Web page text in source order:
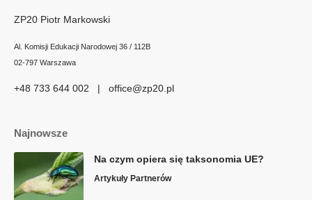
ZP20 Piotr Markowski
Al. Komisji Edukacji Narodowej 36 / 112B
02-797 Warszawa
+48 733 644 002 | office@zp20.pl
Najnowsze
Na czym opiera się taksonomia UE?
Artykuły Partnerów